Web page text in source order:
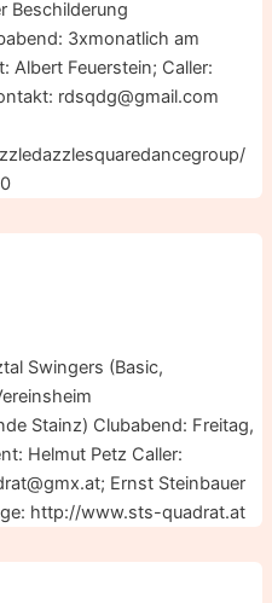
Beschilderung
3xmonatlich am
Feuerstein; Caller:
rdsqdg@gmail.com
Swingers (Basic,
Stainz) Clubabend: Freitag,
Helmut Petz Caller:
Ernst Steinbauer
http://www.sts-quadrat.at